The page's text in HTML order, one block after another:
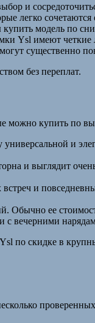
и
легко
модель по
Ysl имеют
существенно
без переплат.
можно купить по
и
и выглядит
и
Обычно ее
вечерними
по скидке в